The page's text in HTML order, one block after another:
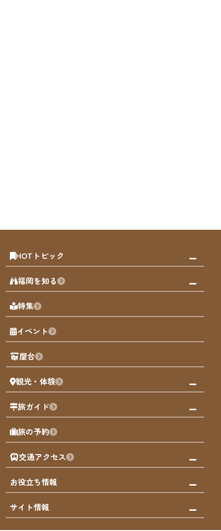
HOTトピック
みんなの旅行記
天神エリア
博多旧市街
福岡城
歴史・文化
福岡を知る
福岡の見どころ
福岡の魅力
観光カレンダー
観光PR動画
まち歩き
福岡グルメ
福岡を楽しむ
福岡のアート
福岡のナイトタイム
福岡の歴史・文化
サステナブルツーリズム
福岡検定
よかなび音声ガイド
特集
イベント
屋台
観光・体験
観る・遊ぶ
屋台
買う
体験
泊まる
旅ガイド
モデルコース
AIおまかせコース
オリジナルプラン
みんなの旅行記
旅の予約
交通アクセス
市内交通ガイド
お得なチケット
お役立ち情報
お知らせ
災害情報
サイト情報
まち歩き・体験プログラム掲載申込